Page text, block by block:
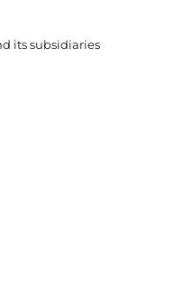
its subsidiaries